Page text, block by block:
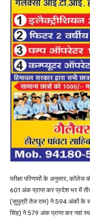
परीक्षा परिणामों के अनुसार, कॉलेज
601 अंक प्राप्त कर प्रदेश भर में
(सुपुत्री तेज राम) ने 594 अंकों के
सिंह) ने 579 अंक प्राप्त कर नवां